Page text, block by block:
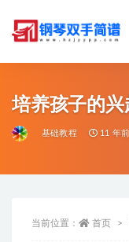
培养孩子的兴
基础教程 11 年前
当前位置： 首页